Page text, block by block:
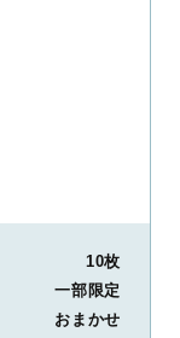
10枚
一部限定
おまかせ